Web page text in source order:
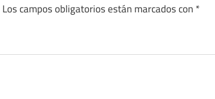
Los campos obligatorios están marcados con *